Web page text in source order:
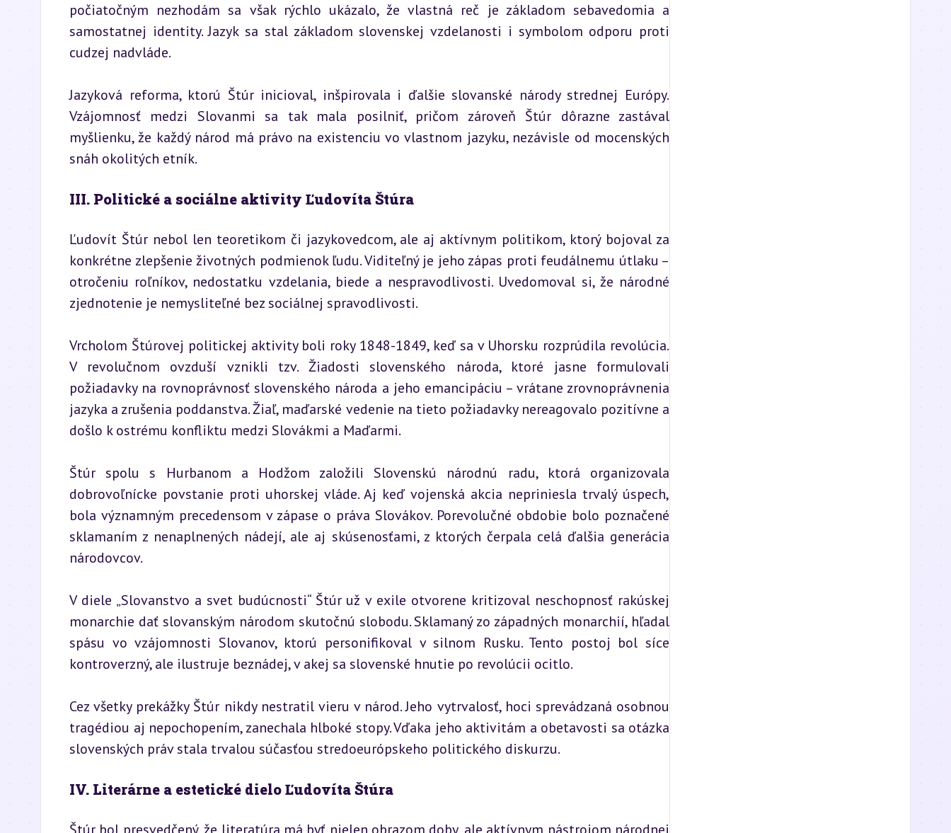
počiatočným nezhodám sa však rýchlo ukázalo, že vlastná reč je základom sebavedomia a
samostatnej identity. Jazyk sa stal základom slovenskej vzdelanosti i symbolom odporu proti
cudzej nadvláde.
Jazyková reforma, ktorú Štúr inicioval, inšpirovala i ďalšie slovanské národy strednej Európy.
Vzájomnosť medzi Slovanmi sa tak mala posilniť, pričom zároveň Štúr dôrazne zastával
myšlienku, že každý národ má právo na existenciu vo vlastnom jazyku, nezávisle od mocenských
snáh okolitých etník.
III. Politické a sociálne aktivity Ľudovíta Štúra
Ľudovít Štúr nebol len teoretikom či jazykovedcom, ale aj aktívnym politikom, ktorý bojoval za
konkrétne zlepšenie životných podmienok ľudu. Viditeľný je jeho zápas proti feudálnemu útlaku –
otročeniu roľníkov, nedostatku vzdelania, biede a nespravodlivosti. Uvedomoval si, že národné
zjednotenie je nemysliteľné bez sociálnej spravodlivosti.
Vrcholom Štúrovej politickej aktivity boli roky 1848-1849, keď sa v Uhorsku rozprúdila revolúcia.
V revolučnom ovzduší vznikli tzv. Žiadosti slovenského národa, ktoré jasne formulovali
požiadavky na rovnoprávnosť slovenského národa a jeho emancipáciu – vrátane zrovnoprávnenia
jazyka a zrušenia poddanstva. Žiaľ, maďarské vedenie na tieto požiadavky nereagovalo pozitívne a
došlo k ostrému konfliktu medzi Slovákmi a Maďarmi.
Štúr spolu s Hurbanom a Hodžom založili Slovenskú národnú radu, ktorá organizovala
dobrovoľnícke povstanie proti uhorskej vláde. Aj keď vojenská akcia nepriniesla trvalý úspech,
bola významným precedensom v zápase o práva Slovákov. Porevolučné obdobie bolo poznačené
sklamaním z nenaplnených nádejí, ale aj skúsenosťami, z ktorých čerpala celá ďalšia generácia
národovcov.
V diele „Slovanstvo a svet budúcnosti“ Štúr už v exile otvorene kritizoval neschopnosť rakúskej
monarchie dať slovanským národom skutočnú slobodu. Sklamaný zo západných monarchií, hľadal
spásu vo vzájomnosti Slovanov, ktorú personifikoval v silnom Rusku. Tento postoj bol síce
kontroverzný, ale ilustruje beznádej, v akej sa slovenské hnutie po revolúcii ocitlo.
Cez všetky prekážky Štúr nikdy nestratil vieru v národ. Jeho vytrvalosť, hoci sprevádzaná osobnou
tragédiou aj nepochopením, zanechala hlboké stopy. Vďaka jeho aktivitám a obetavosti sa otázka
slovenských práv stala trvalou súčasťou stredoeurópskeho politického diskurzu.
IV. Literárne a estetické dielo Ľudovíta Štúra